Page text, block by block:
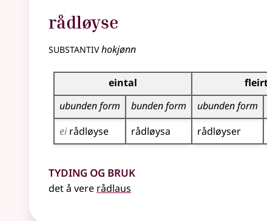
rådløyse
substantivhokjønn
Bøyningstabell for dette substantivet
eintal
ubunden form
bunden form ubunden form
ei rådløyse rådløysa rådløyser
Tyding og bruk
det å vere rådlaus